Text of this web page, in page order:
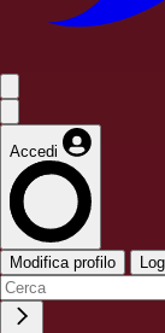
Accedi
Modifica profilo